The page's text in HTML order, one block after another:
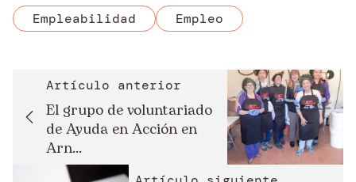
Empleabilidad Empleo
Artículo anterior
El grupo de voluntariado
de Ayuda en Acción en
Arn...